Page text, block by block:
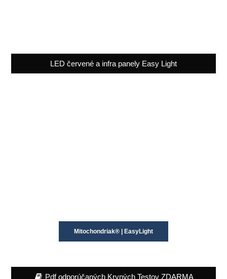
LED červené a infra panely Easy Light
Mitochondriak® | EasyLight
Pdf odporúčaných Krvných Testov ZDARMA